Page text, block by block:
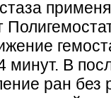
минут. В
ран без